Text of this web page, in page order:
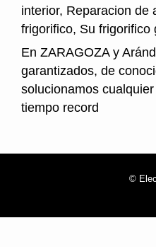
interior, Reparacion de
frigorifico, Su frigorifico
En ZARAGOZA y
garantizados, de
solucionamos
tiempo record
©